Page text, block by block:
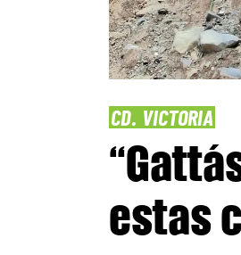
CD. VICTORIA
estas